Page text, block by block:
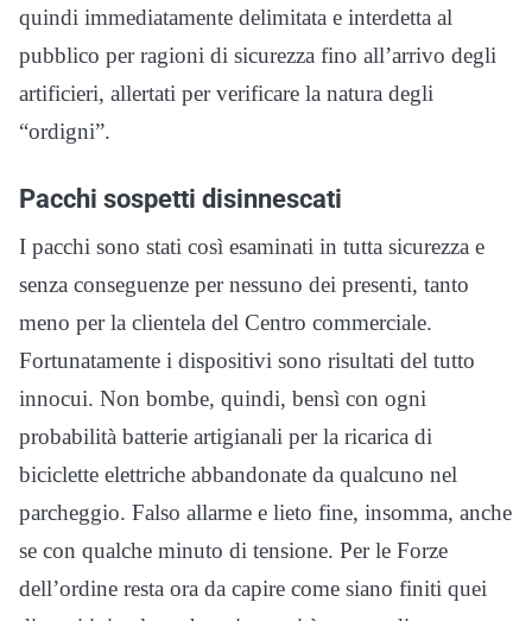
quindi immediatamente delimitata e interdetta al
pubblico per ragioni di sicurezza fino all’arrivo degli
artificieri, allertati per verificare la natura degli
“ordigni”.
Pacchi sospetti disinnescati
I pacchi sono stati così esaminati in tutta sicurezza e
senza conseguenze per nessuno dei presenti, tanto
meno per la clientela del Centro commerciale.
Fortunatamente i dispositivi sono risultati del tutto
innocui. Non bombe, quindi, bensì con ogni
probabilità batterie artigianali per la ricarica di
biciclette elettriche abbandonate da qualcuno nel
parcheggio. Falso allarme e lieto fine, insomma, anche
se con qualche minuto di tensione. Per le Forze
dell’ordine resta ora da capire come siano finiti quei